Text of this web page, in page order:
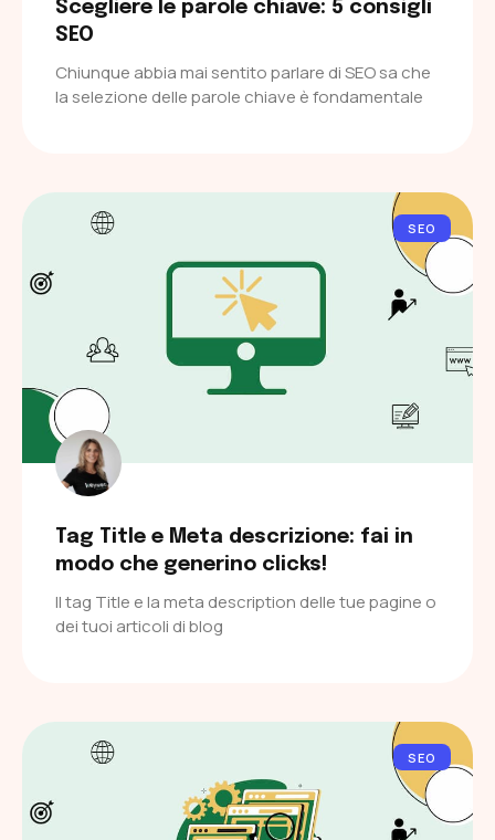
Scegliere le parole chiave: 5 consigli
SEO
Chiunque abbia mai sentito parlare di SEO sa che
la selezione delle parole chiave è fondamentale
SEO
Tag Title e Meta descrizione: fai in
modo che generino clicks!
Il tag Title e la meta description delle tue pagine o
dei tuoi articoli di blog
SEO